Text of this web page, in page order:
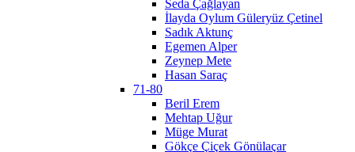
Seda Çağlayan
İlayda Oylum Güleryüz Çetinel
Sadık Aktunç
Egemen Alper
Zeynep Mete
Hasan Saraç
71-80
Beril Erem
Mehtap Uğur
Müge Murat
Gökçe Çiçek Gönülaçar